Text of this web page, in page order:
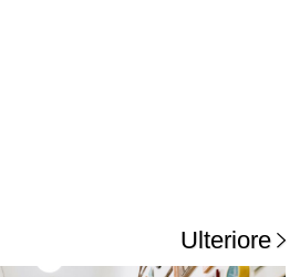
Ulteriore